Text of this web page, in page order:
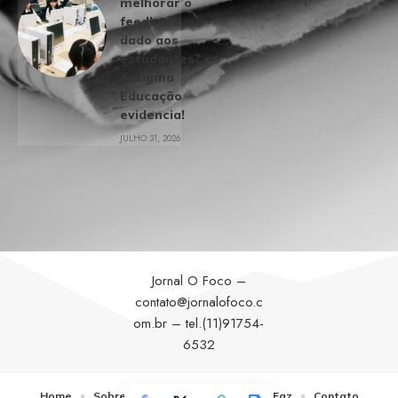
feedback
dado aos
estudantes?
A Sigma
Educação
evidencia!
JULHO 31, 2026
Jornal O Foco –
contato@jornalofoco.c
om.br – tel.(11)91754-
6532